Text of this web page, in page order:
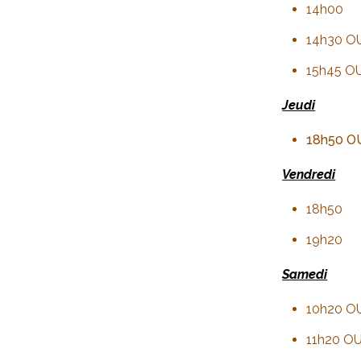
14h00
14h30
15h45
Jeudi
18h50
Vendredi
18h50
19h20
Samedi
10h20
11h20